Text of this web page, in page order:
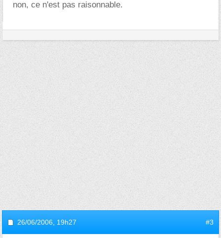
non, ce n'est pas raisonnable.
26/06/2006, 19h27 #3